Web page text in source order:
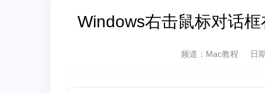
Windows右击鼠标对话
频道： Mac教程 日